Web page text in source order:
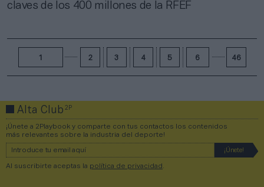
claves de los 400 millones de la RFEF
2 3 4 5 6 46
Alta Club2P
¡Únete a 2Playbook y comparte con tus contactos los contenidos
más relevantes sobre la industria del deporte!
Al suscribirte aceptas la política de privacidad .